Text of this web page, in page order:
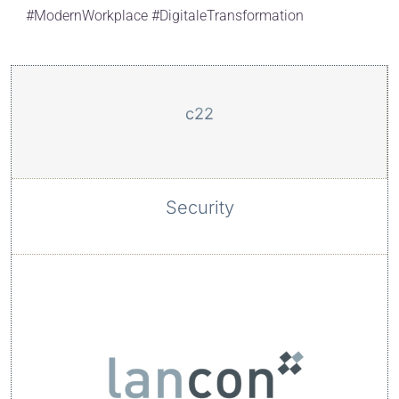
#ModernWorkplace #DigitaleTransformation
c22
Security